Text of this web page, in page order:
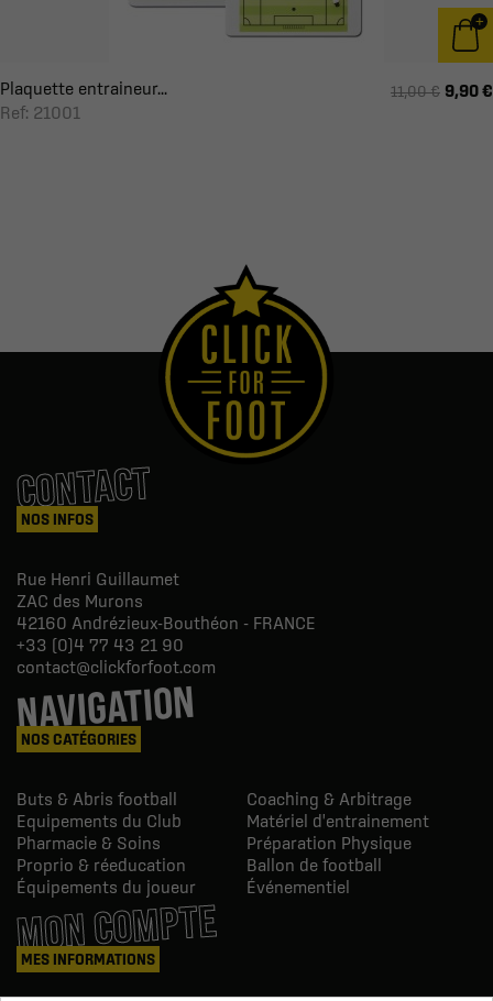
Plaquette entraineur...
Ref: 21001
11,00 € 9,90 €
CONTACT
NOS INFOS
Rue Henri Guillaumet
ZAC des Murons
42160 Andrézieux-Bouthéon - FRANCE
+33 (0)4 77 43 21 90
contact@clickforfoot.com
NAVIGATION
NOS CATÉGORIES
Buts & Abris football
Coaching & Arbitrage
Equipements du Club
Matériel d'entrainement
Pharmacie & Soins
Préparation Physique
Proprio & réeducation
Ballon de football
Équipements du joueur
Événementiel
MON COMPTE
MES INFORMATIONS